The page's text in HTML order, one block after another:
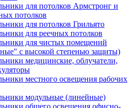
для потолков Армстронг и
потолков
для потолков Грильято
для реечных потолков
для чистых помещений
с высокой степенью защиты)
медицинские, облучатели,
местного освещения рабочих
модульные (линейные)
общего освещения офисно-